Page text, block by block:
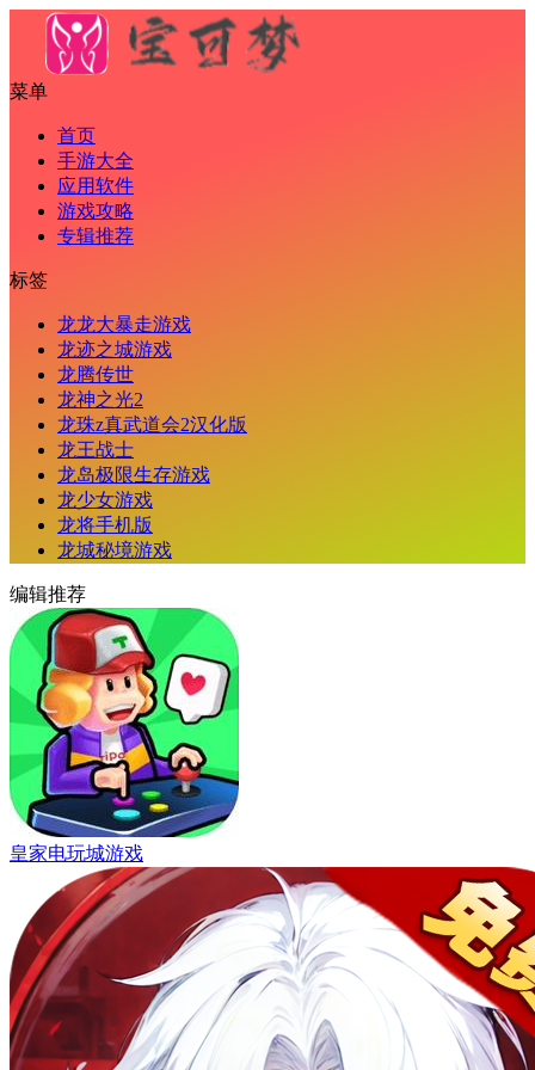
菜单
首页
手游大全
应用软件
游戏攻略
专辑推荐
标签
龙龙大暴走游戏
龙迹之城游戏
龙腾传世
龙神之光2
龙珠z真武道会2汉化版
龙王战士
龙岛极限生存游戏
龙少女游戏
龙将手机版
龙城秘境游戏
编辑推荐
皇家电玩城游戏